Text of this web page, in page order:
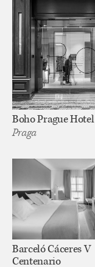
Boho Prague Hotel
Praga
Barceló Cáceres V
Centenario